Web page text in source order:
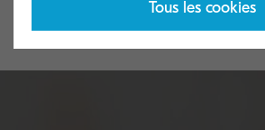
Tous les cookies